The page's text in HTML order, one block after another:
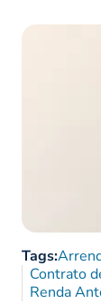
Tags:
Contrato
Renda